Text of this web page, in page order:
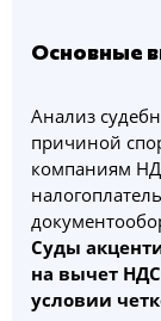
Основные
Анализ
причиной
компаниям
Суды
на вычет
условии